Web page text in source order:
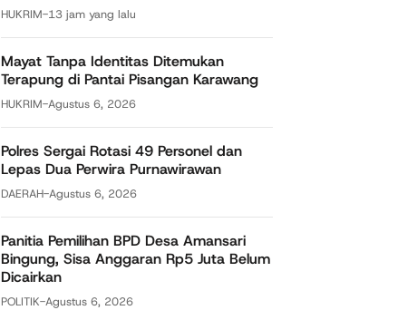
HUKRIM-13 jam yang lalu
Mayat Tanpa Identitas Ditemukan
Terapung di Pantai Pisangan Karawang
HUKRIM-Agustus 6, 2026
Polres Sergai Rotasi 49 Personel dan
Lepas Dua Perwira Purnawirawan
DAERAH-Agustus 6, 2026
Panitia Pemilihan BPD Desa Amansari
Bingung, Sisa Anggaran Rp5 Juta Belum
Dicairkan
POLITIK-Agustus 6, 2026